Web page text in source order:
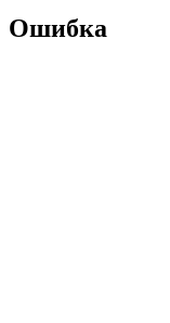
Ошибка